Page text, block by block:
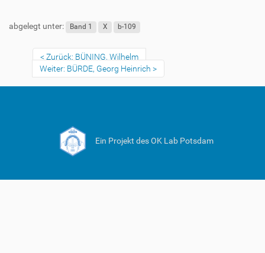
abgelegt unter: Band 1 X b-109
Zurück: BÜNING, Wilhelm
Weiter: BÜRDE, Georg Heinrich
Ein Projekt des OK Lab Potsdam